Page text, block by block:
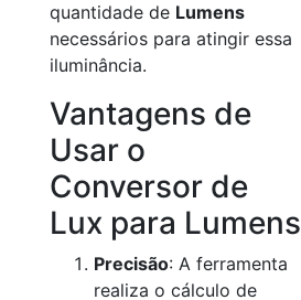
quantidade de Lumens
necessários para atingir essa
iluminância.
Vantagens de
Usar o
Conversor de
Lux para Lumens
Precisão: A ferramenta
realiza o cálculo de